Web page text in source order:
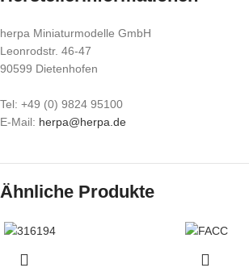
herpa Miniaturmodelle GmbH
Leonrodstr. 46-47
90599 Dietenhofen
Tel: +49 (0) 9824 95100
E-Mail: herpa@herpa.de
Ähnliche Produkte